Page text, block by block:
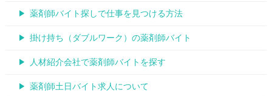
薬剤師バイト探しで仕事を見つける方法
掛け持ち（ダブルワーク）の薬剤師バイト
人材紹介会社で薬剤師バイトを探す
薬剤師土日バイト求人について